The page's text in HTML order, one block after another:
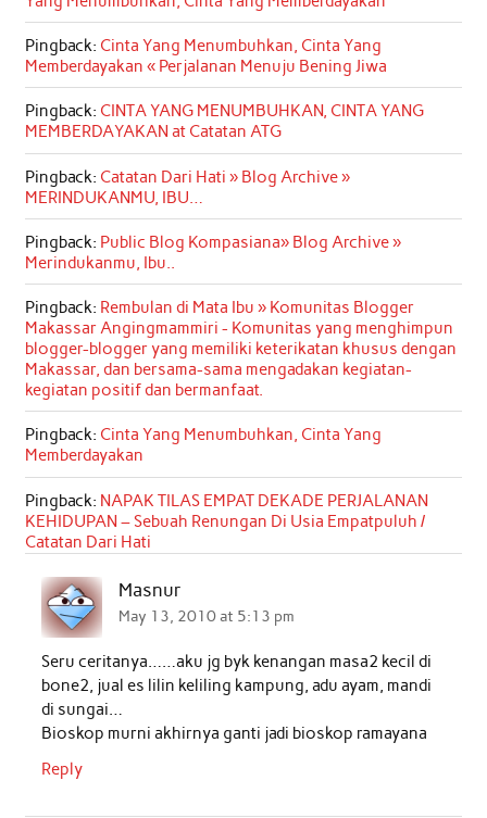
Pingback: Cinta Yang Menumbuhkan, Cinta Yang
Memberdayakan « Perjalanan Menuju Bening Jiwa
Pingback: CINTA YANG MENUMBUHKAN, CINTA YANG
MEMBERDAYAKAN at Catatan ATG
Pingback: Catatan Dari Hati » Blog Archive »
MERINDUKANMU, IBU…
Pingback: Public Blog Kompasiana» Blog Archive »
Merindukanmu, Ibu..
Pingback: Rembulan di Mata Ibu » Komunitas Blogger
Makassar Angingmammiri - Komunitas yang menghimpun
blogger-blogger yang memiliki keterikatan khusus dengan
Makassar, dan bersama-sama mengadakan kegiatan-
kegiatan positif dan bermanfaat.
Pingback: Cinta Yang Menumbuhkan, Cinta Yang
Memberdayakan
Pingback: NAPAK TILAS EMPAT DEKADE PERJALANAN
KEHIDUPAN – Sebuah Renungan Di Usia Empatpuluh /
Catatan Dari Hati
Masnur
May 13, 2010 at 5:13 pm
Seru ceritanya……aku jg byk kenangan masa2 kecil di
bone2, jual es lilin keliling kampung, adu ayam, mandi
di sungai…
Bioskop murni akhirnya ganti jadi bioskop ramayana
Reply